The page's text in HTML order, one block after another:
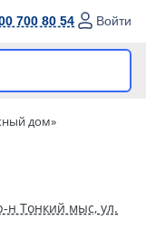
700 80 54 Войти
дом»
н Тонкий мыс, ул.